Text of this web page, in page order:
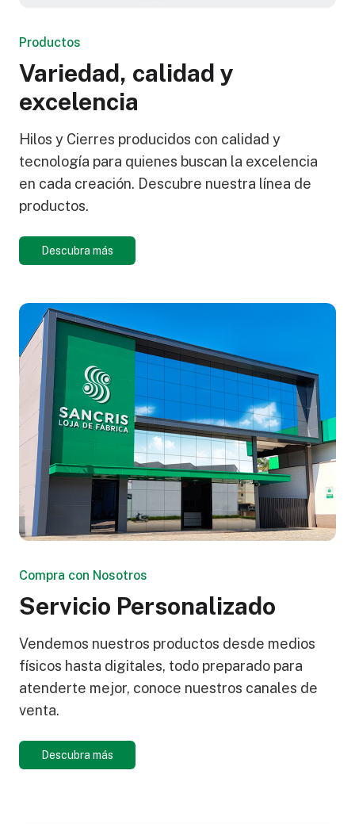
Productos
Variedad, calidad y
excelencia
Hilos y Cierres producidos con calidad y
tecnología para quienes buscan la excelencia
en cada creación. Descubre nuestra línea de
productos.
Descubra más
Compra con Nosotros
Servicio Personalizado
Vendemos nuestros productos desde medios
físicos hasta digitales, todo preparado para
atenderte mejor, conoce nuestros canales de
venta.
Descubra más